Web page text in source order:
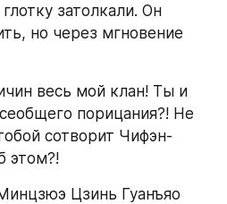
затолкали. Он
но через мгновение
весь мой клан! Ты и
порицания?! Не
сотворит Чифэн-
этом?!
Цзинь Гуанъяо